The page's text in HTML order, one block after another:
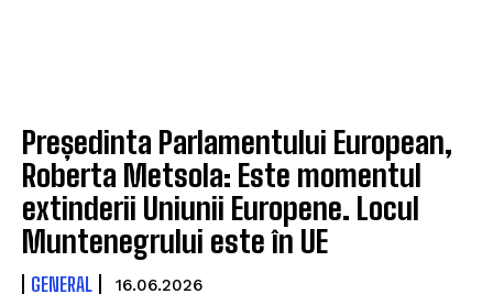
Președinta Parlamentului European,
Roberta Metsola: Este momentul
extinderii Uniunii Europene. Locul
Muntenegrului este în UE
GENERAL 16.06.2026